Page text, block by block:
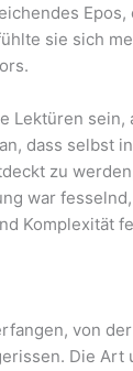
sie sich
Lektüren
dass selbst
zu
war
Komplexität
von
Die Art